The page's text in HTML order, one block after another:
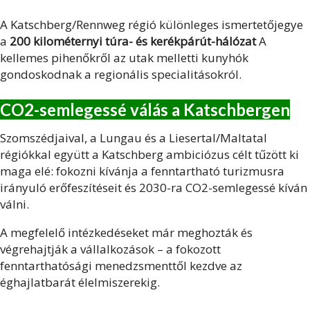
A Katschberg/Rennweg régió különleges ismertetőjegye
a 200 kilométernyi túra- és kerékpárút-hálózatA
kellemes pihenőkről az utak melletti kunyhók
gondoskodnak a regionális specialitásokról.
CO2-semlegessé válás a Katschbergen
Szomszédjaival, a Lungau és a Liesertal/Maltatal
régiókkal együtt a Katschberg ambiciózus célt tűzött ki
maga elé: fokozni kívánja a fenntartható turizmusra
irányuló erőfeszítéseit és 2030-ra CO2-semlegessé kíván
válni.
A megfelelő intézkedéseket már meghozták és
végrehajtják a vállalkozások – a fokozott
fenntarthatósági menedzsmenttől kezdve az
éghajlatbarát élelmiszerekig.